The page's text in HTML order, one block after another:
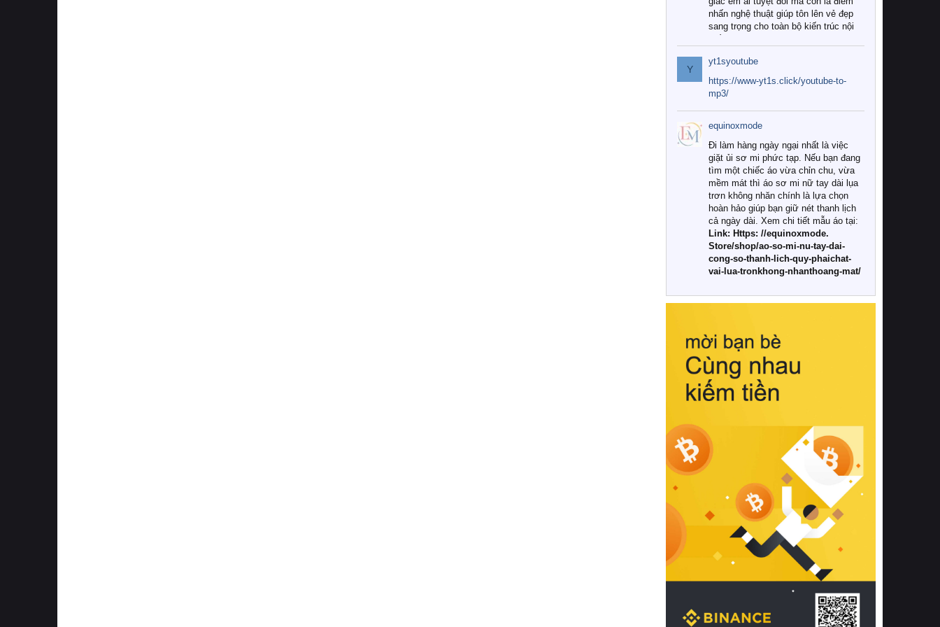
nhấn nghệ thuật giúp tôn lên vẻ đẹp
sang trọng cho toàn bộ kiến trúc nội
Tuy nhiên, giữa thị trường đa dạng
với vô vàn thương hiệu và mẫu mã
như hiện nay, làm thế nào để chọn
được những bộ chăn ga gối đệm cao
cấp thực sự chất lượng, phù hợp với
khí hậu và nhu cầu sử dụng của gia
đình? Hãy cùng chúng tôi đi tìm lời
giải đáp chi tiết qua bài viết dưới đây.
1. Tại sao các gia đình hiện đại lại ưa
chuộng chăn ga gối đệm cao cấp?
Khác với các dòng sản phẩm thông
thường, những bộ chăn ga gối đệm
cao cấp trải qua quy trình sản xuất
nghiêm ngặt từ khâu chọn lọc nguyên
liệu tự nhiên đến công nghệ dệt
nhuộm hiện đại không chứa hóa chất
này, bạn sẽ cảm nhận rõ rệt sự khác
hồi chuẩn xác của phần đệm nâng đỡ
cột sống.
Bên cạnh đó, việc lựa chọn các dòng
sản phẩm đạt chuẩn chất lượng quốc
tế còn giúp ngăn ngừa tình trạng kích
khuẩn và nấm mốc trong điều kiện
thời tiết nóng ẩm. Bạn có thể tìm hiểu
thêm các nghiên cứu khoa học về tác
động của giấc ngủ và môi trường
phòng ngủ đối với sức khỏe con
người tại Sleep Foundation (External
Link) để có cái nhìn toàn diện hơn.
2. Các tiêu chí vàng khi lựa chọn
chăn ga gối đệm cao cấp cho phòng
ngủ
Để sở hữu một bộ chăn ga gối đệm
cao cấp hoàn hảo cả về thẩm mỹ lẫn
công năng, người tiêu dùng cần cân
nhắc kỹ lưỡng các tiêu chí quan trọng
Y
yt1syoutube
https://www-yt1s.click/youtube-to-
mp3/
equinoxmode
Đi làm hàng ngày ngại nhất là việc
giặt ủi sơ mi phức tạp. Nếu bạn đang
tìm một chiếc áo vừa chỉn chu, vừa
mềm mát thì áo sơ mi nữ tay dài lụa
trơn không nhăn chính là lựa chọn
hoàn hảo giúp bạn giữ nét thanh lịch
cả ngày dài. Xem chi tiết mẫu áo tại:
Link: Https: //equinoxmode.
Store/shop/ao-so-mi-nu-tay-dai-
cong-so-thanh-lich-quy-phaichat-
vai-lua-tronkhong-nhanthoang-mat/